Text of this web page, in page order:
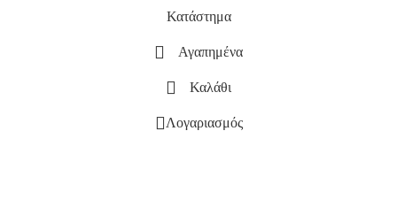
Κατάστημα
Αγαπημένα
Καλάθι
Λογαριασμός